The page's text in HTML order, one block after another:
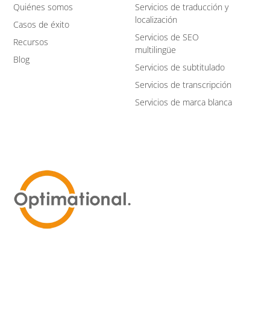
Servicios de traducción y
localización
Servicios de SEO
multilingüe
Servicios de subtitulado
Servicios de transcripción
Servicios de marca blanca
Quiénes somos
Casos de éxito
Recursos
Blog